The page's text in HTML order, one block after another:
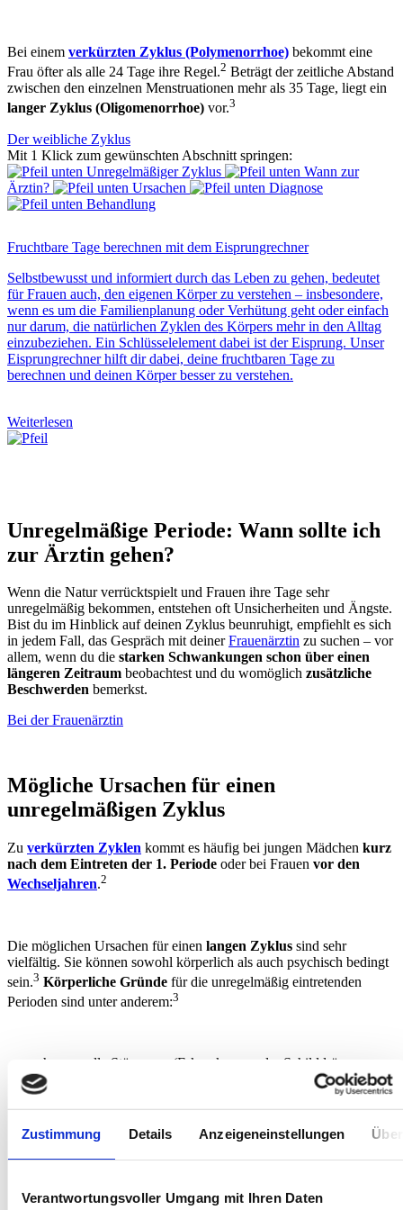
Zustimmung Details Anzeigeneinstellungen
Verantwortungsvoller Umgang mit Ihren Daten
Bei einem verkürzten Zyklus (Polymenorrhoe) bekommt eine
Frau öfter als alle 24 Tage ihre Regel.2 Beträgt der zeitliche Abstand
zwischen den einzelnen Menstruationen mehr als 35 Tage, liegt ein
langer Zyklus (Oligomenorrhoe) vor.3
Der weibliche Zyklus
Mit 1 Klick zum gewünschten Abschnitt springen:
Unregelmäßiger Zyklus
Wann zur
Ärztin?
Ursachen
Diagnose
Behandlung
Fruchtbare Tage berechnen mit dem Eisprungrechner
Selbstbewusst und informiert durch das Leben zu gehen, bedeutet
für Frauen auch, den eigenen Körper zu verstehen – insbesondere,
wenn es um die Familienplanung oder Verhütung geht oder einfach
nur darum, die natürlichen Zyklen des Körpers mehr in den Alltag
einzubeziehen. Ein Schlüsselelement dabei ist der Eisprung. Unser
Eisprungrechnerhilft dir dabei, deine fruchtbaren Tage zu
berechnen und deinen Körper besser zu verstehen.
Weiterlesen
Unregelmäßige Periode: Wann sollte ich
zur Ärztin gehen?
Wenn die Natur verrücktspielt und Frauen ihre Tage sehr
unregelmäßig bekommen, entstehen oft Unsicherheiten und Ängste.
Bist du im Hinblick auf deinen Zyklus beunruhigt, empfiehlt es sich
in jedem Fall, das Gespräch mit deinerFrauenärztin zu suchen – vor
allem, wenn du die starken Schwankungen schon über einen
längeren Zeitraum beobachtest und du womöglich zusätzliche
Beschwerden bemerkst.
Bei der Frauenärztin
Mögliche Ursachen für einen
unregelmäßigen Zyklus
Zu verkürzten Zyklen kommt es häufig bei jungen Mädchen kurz
nach dem Eintreten der 1. Periode oder bei Frauen vor den
Wechseljahren.2
Die möglichen Ursachen für einen langen Zyklus sind sehr
vielfältig. Sie können sowohl körperlich als auch psychisch bedingt
sein.3 Körperliche Gründe für die unregelmäßig eintretenden
Perioden sind unter anderem:3
hormonelle Störungen (Erkrankungen der Schilddrüse,
Tumore oder Entzündungen im Bereich des Hypothalamus
oder der Hypophyse, Nebennierenerkrankungen mit
Überschuss an männlichen Hormonen)
PCO-Syndrom
Endometriose
Tumore (Gebärmutterhalskrebs, Scheidenkrebs,
Zysten in den Eierstöcken